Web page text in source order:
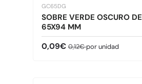
GC65DG
SOBRE VERDE OSCURO DE
65X94 MM
Precio de venta
0,09€ Precio normal
0,12€por unidad